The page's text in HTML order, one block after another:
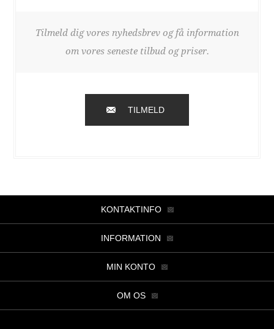
Tilmeld dig vores nyhedsbrev og få information
om vores seneste tilbud og priser.
TILMELD
KONTAKTINFO
INFORMATION
MIN KONTO
OM OS